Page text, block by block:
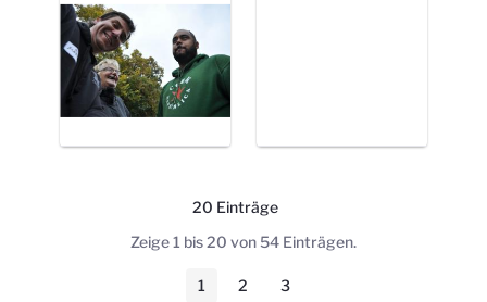
20 Einträge
Pro Seite
Zeige 1 bis 20 von 54 Einträgen.
Seite
1 Seite
2 Seite
3